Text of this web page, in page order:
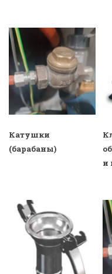
Катушки
(барабаны)
и